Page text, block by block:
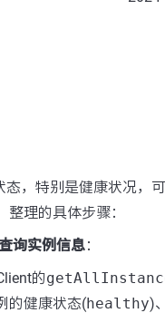
，特别是健康状况，
理的具体步骤：
询实例信息：
的
的健康状态(healthy)